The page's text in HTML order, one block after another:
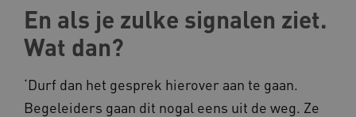
En als je zulke signalen ziet.
Wat dan?
‘Durf dan het gesprek hierover aan te gaan.
Begeleiders gaan dit nogal eens uit de weg. Ze
AWSALBCORS